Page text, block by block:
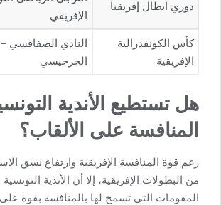
دوري أبطال إفريقيا
الإفريقي
كأس الكونفدرالية
الإفريقية
النادي الصفاقسي
الجرجيسي
هل تستطيع الأندية
المنافسة على الألقاب؟
رغم قوة المنافسة الإفريقية وارتفاع نسق
من البطولات الإفريقية، إلا أن الأندية
المقومات التي تسمح لها بالمنافسة بقوة على